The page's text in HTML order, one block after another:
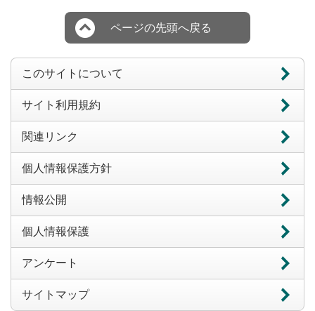
ページの先頭へ戻る
このサイトについて
サイト利用規約
関連リンク
個人情報保護方針
情報公開
個人情報保護
アンケート
サイトマップ